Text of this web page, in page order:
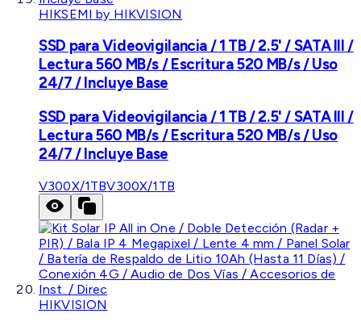
HIKSEMI by HIKVISION
SSD para Videovigilancia / 1 TB / 2.5' / SATA III /
Lectura 560 MB/s / Escritura 520 MB/s / Uso
24/7 / Incluye Base
SSD para Videovigilancia / 1 TB / 2.5' / SATA III /
Lectura 560 MB/s / Escritura 520 MB/s / Uso
24/7 / Incluye Base
V300X/1TBV300X/1TB
HIKVISION